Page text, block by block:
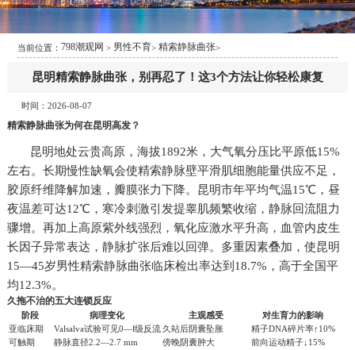
当前位置：798潮观网 > 男性不育>精索静脉曲张>
昆明精索静脉曲张，别再忍了！这3个方法让你轻松康复
时间：2026-08-07
精索静脉曲张为何在昆明高发？
昆明地处云贵高原，海拔1892米，大气氧分压比平原低15%
左右。长期慢性缺氧会使精索静脉壁平滑肌细胞能量供应不足，
胶原纤维降解加速，瓣膜张力下降。昆明市年平均气温15℃，昼
夜温差可达12℃，寒冷刺激引发提睾肌频繁收缩，静脉回流阻力
骤增。再加上高原紫外线强烈，氧化应激水平升高，血管内皮生
长因子异常表达，静脉扩张后难以回弹。多重因素叠加，使昆明
15—45岁男性精索静脉曲张临床检出率达到18.7%，高于全国平
均12.3%。
久拖不治的五大连锁反应
阶段 病理变化 主观感受
对生育力的影响
亚临床期
Valsalva试验可见0—Ⅰ级反流久站后阴囊坠胀
精子DNA碎片率↑10%
可触期
静脉直径2.2—2.7 mm 傍晚阴囊肿大
前向运动精子↓15%